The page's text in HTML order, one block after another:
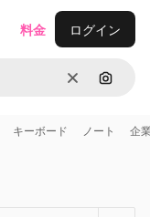
消去 画像で
料金 ログイン
キーボード ノート 企